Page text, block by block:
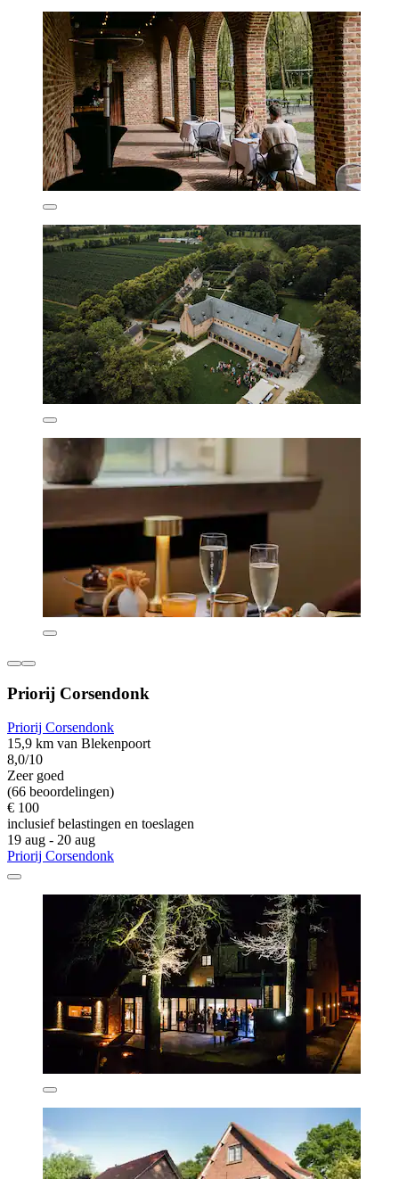
Priorij Corsendonk
Priorij Corsendonk
15,9 km van Blekenpoort
8,0/10
Zeer goed
(66 beoordelingen)
€ 100
inclusief belastingen en toeslagen
19 aug - 20 aug
Priorij Corsendonk